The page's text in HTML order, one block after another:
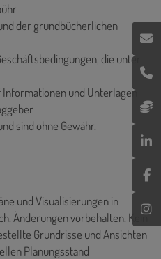
der grundbücherlichen
die unter
und Unterlagen
sind ohne Gewähr.
und Visualisierungen in
Änderungen vorbehalten. Kein
Grundrisse und Ansichten
Planungsstand